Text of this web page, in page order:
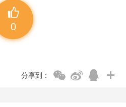
0
分享到：